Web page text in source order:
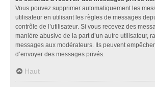
Vous pouvez supprimer automatiquement les
utilisateur en utilisant les règles de messages
contrôle de l’utilisateur. Si vous recevez des
manière abusive de la part d’un autre utilisateur,
messages aux modérateurs. Ils peuvent
d’envoyer des messages privés.
Haut